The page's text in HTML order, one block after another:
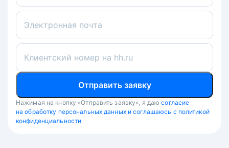
Электронная почта
Клиентский номер на hh.ru
Отправить заявку
Нажимая на кнопку «Отправить заявку», я даю согласие
на обработку персональных данных и соглашаюсь с политикой
конфиденциальности